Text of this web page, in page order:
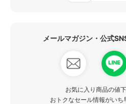
メールマガジン・公式
お気に入り商品の値
おトクなセール情報がいち